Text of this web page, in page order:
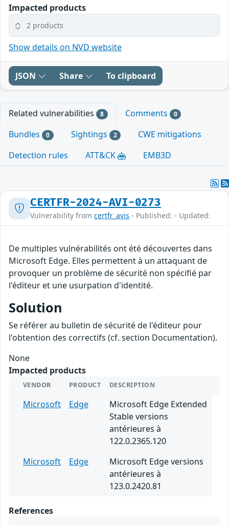
Impacted products
2 products
Show details on NVD website
JSON Share To clipboard
Related vulnerabilities 8 Comments 0
Bundles 0 Sightings 2
CWE mitigations
Detection rules
ATT&CK EMB3D
CERTFR-2024-AVI-0273
Vulnerability from certfr_avis - Published: - Updated:
De multiples vulnérabilités ont été découvertes dans
Microsoft Edge. Elles permettent à un attaquant de
provoquer un problème de sécurité non spécifié par
l'éditeur et une usurpation d'identité.
Solution
Se référer au bulletin de sécurité de l'éditeur pour
l'obtention des correctifs (cf. section Documentation).
None
Impacted products
VENDOR PRODUCT DESCRIPTION
Microsoft Edge
Microsoft Edge Extended
Stable versions
antérieures à
122.0.2365.120
Microsoft
Edge
Microsoft Edge versions
antérieures à
123.0.2420.81
References